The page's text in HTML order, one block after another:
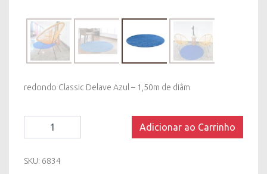
redondo Classic Delave Azul – 1,50m de diâm
redondo
Delave
Adicionar ao Carrinho
SKU: 6834